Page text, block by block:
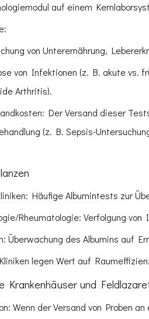
auf einem
von Unterernährung,
von Infektionen (z. B. akute vs.
Arthritis).
Der Versand dieser
(z. B. Sepsis-
Häufige Albumintests zur
Rheumatologie: Verfolgung
Überwachung des Albumins auf
legen Wert auf
Krankenhäuser und
Wenn der Versand von Proben